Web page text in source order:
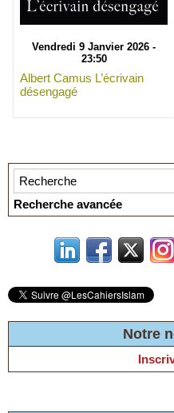
Vendredi 9 Janvier 2026 -
23:50
Albert Camus L’écrivain
désengagé
Recherche avancée
Notre